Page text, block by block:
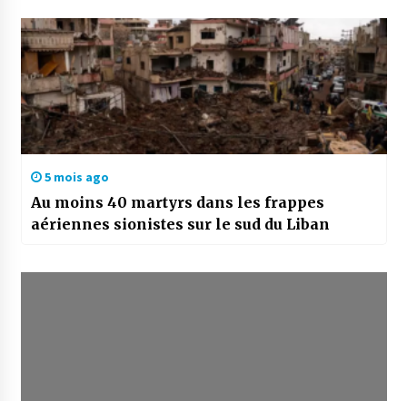
5 mois ago
Au moins 40 martyrs dans les frappes
aériennes sionistes sur le sud du Liban